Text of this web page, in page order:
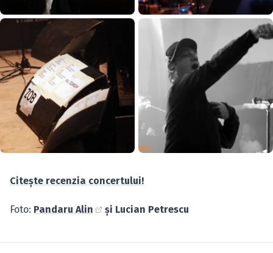
Citeşte recenzia concertului!
Foto: Pandaru Alin şi Lucian Petrescu